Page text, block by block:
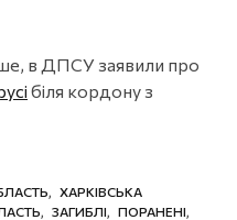
в ДПСУ заявили про
біля кордону з
ХАРКІВСЬКА
ЗАГИБЛІ ПОРАНЕНІ